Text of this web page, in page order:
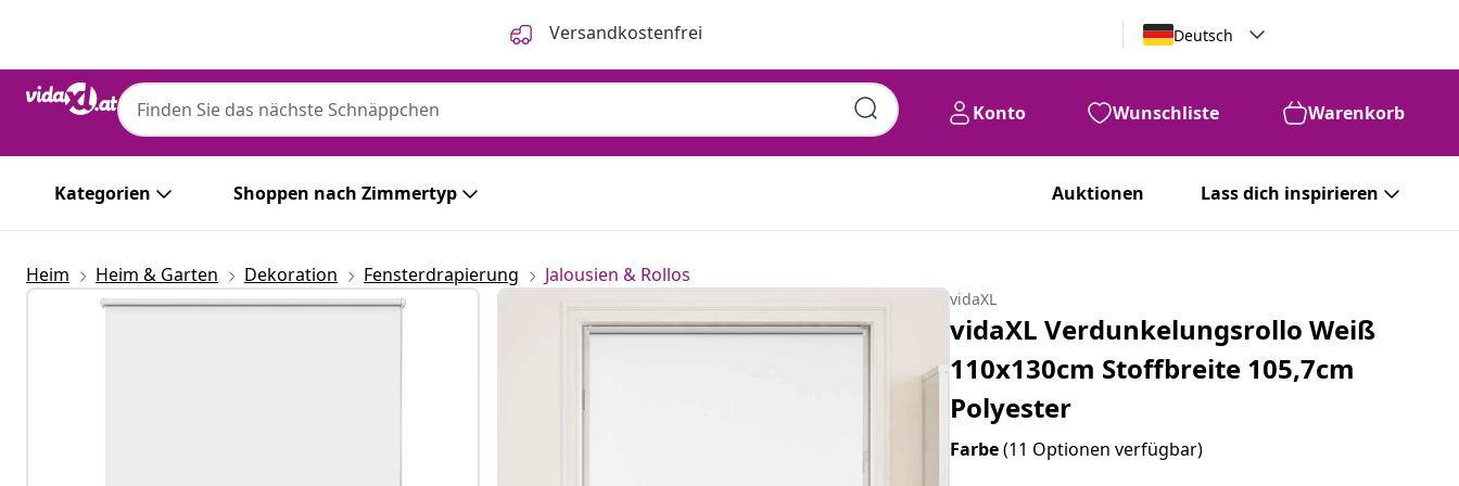
Versandkostenfrei Deutsch
Konto Wunschliste Warenkorb
Kategorien Shoppen nach Zimmertyp Auktionen Lass dich inspirieren
Heim Heim & Garten Dekoration Fensterdrapierung Jalousien & Rollos
vidaXL
vidaXL Verdunkelungsrollo Weiß
110x130cm Stoffbreite 105,7cm
Polyester
Farbe(11 Optionen verfügbar)